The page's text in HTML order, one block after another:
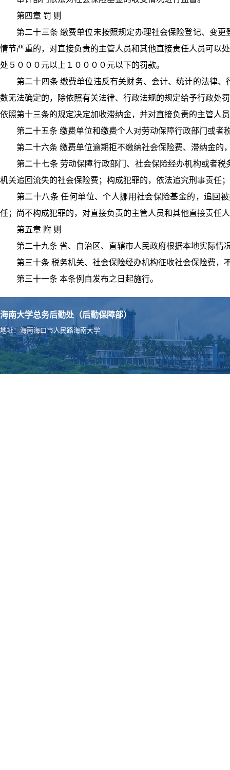
第四章 罚 则
第二十三条 缴费单位未按照规定办理社会保险登记、变
情节严重的，对直接负责的主管人员和其他直接责任人员可以
处５０００元以上１００００元以下的罚款。
第二十四条 缴费单位违反有关财务、会计、统计的法律
数无法确定的，除依照有关法律、行政法规的规定给予行政处
依照第十三条的规定决定加收滞纳金，并对直接负责的主管人
第二十五条 缴费单位和缴费个人对劳动保障行政部门或
第二十六条 缴费单位逾期拒不缴纳社会保险费、滞纳金
第二十七条 劳动保障行政部门、社会保险经办机构或者
机关追回流失的社会保险费；构成犯罪的，依法追究刑事责任
第二十八条 任何单位、个人挪用社会保险基金的，追回
任；尚不构成犯罪的，对直接负责的主管人员和其他直接责任
第五章 附 则
第二十九条 省、自治区、直辖市人民政府根据本地实际
第三十条 税务机关、社会保险经办机构征收社会保险费
第三十一条 本条例自发布之日起施行。
海南大学总务后勤处（后勤保障部）
地址：海南海口市人民路海南大学